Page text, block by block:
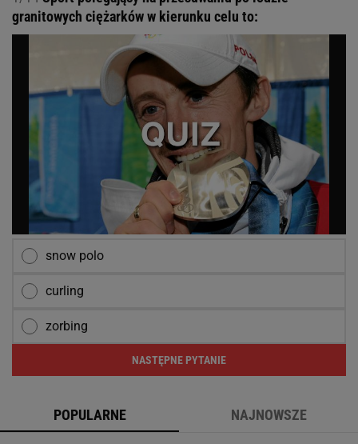
granitowych ciężarków w kierunku celu to:
snow polo
curling
zorbing
NASTĘPNE PYTANIE
POPULARNE NAJNOWSZE